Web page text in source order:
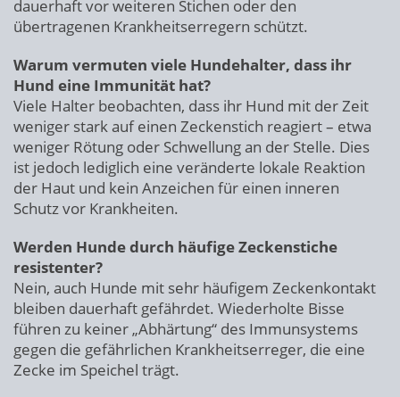
dauerhaft vor weiteren Stichen oder den
übertragenen Krankheitserregern schützt.
Warum vermuten viele Hundehalter, dass ihr
Hund eine Immunität hat?
Viele Halter beobachten, dass ihr Hund mit der Zeit
weniger stark auf einen Zeckenstich reagiert – etwa
weniger Rötung oder Schwellung an der Stelle. Dies
ist jedoch lediglich eine veränderte lokale Reaktion
der Haut und kein Anzeichen für einen inneren
Schutz vor Krankheiten.
Werden Hunde durch häufige Zeckenstiche
resistenter?
Nein, auch Hunde mit sehr häufigem Zeckenkontakt
bleiben dauerhaft gefährdet. Wiederholte Bisse
führen zu keiner „Abhärtung“ des Immunsystems
gegen die gefährlichen Krankheitserreger, die eine
Zecke im Speichel trägt.